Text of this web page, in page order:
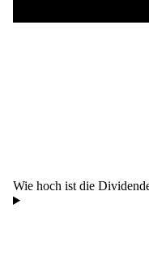
Wie hoch ist die